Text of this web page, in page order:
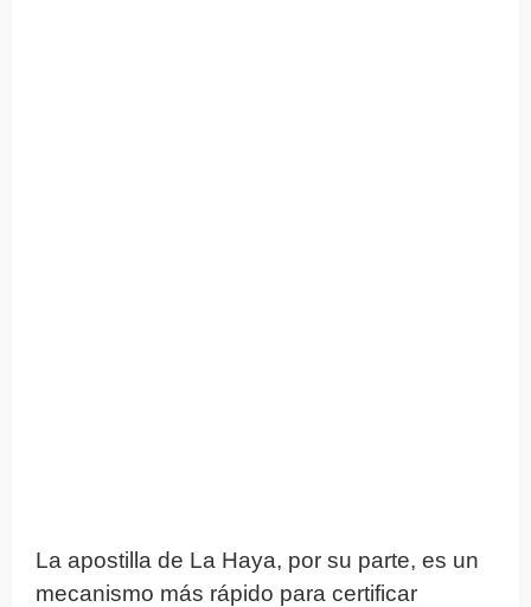
La apostilla de La Haya, por su parte, es un
mecanismo más rápido para certificar